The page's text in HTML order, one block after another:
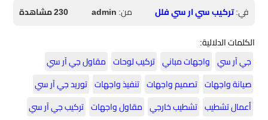
في:تركيب سي ار سي فلل من:admin
230 مشاهدة
الكلمات الدلالية:
جي آر سي واجهات مباني تركيب لوحات مقاول جي آر سي
صيانة واجهات تصميم واجهات تنفيذ واجهات توريد جي آر سي
أعمال تشطيب تشطيب خارجي مقاول واجهات تركيب جي آر سي